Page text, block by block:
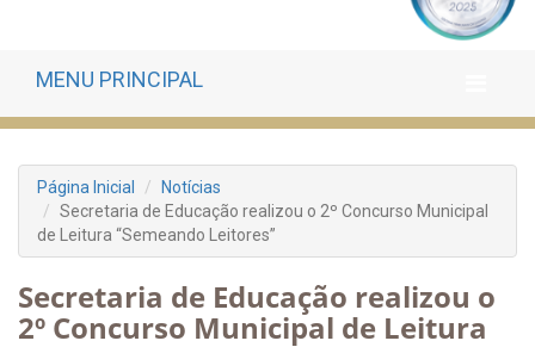
MENU PRINCIPAL
Página Inicial
Notícias
Secretaria de Educação realizou o 2º Concurso Municipal
de Leitura “Semeando Leitores”
Secretaria de Educação realizou o
2º Concurso Municipal de Leitura